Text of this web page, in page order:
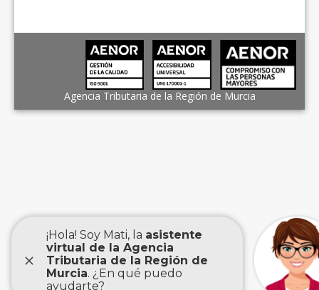
Agencia Tributaria de la Región de Murcia